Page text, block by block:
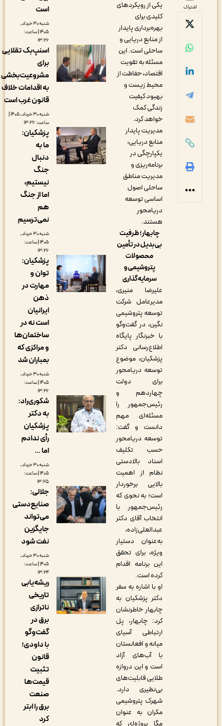
یکی از رویکرد‌های
کلیدی برای
بهره‌برداری پایدار
از منابع دریایی و
ساحلی است. این
مسئله به تقویت
اقتصاد، حفاظت از
محیط زیست و
بهبود کیفیت
زندگی کمک
خواهد کرد.
مدیریت پایدار
منابع دریایی،
یکپارچگی در
برنامه‌ریزی و
مدیریت مناطق
ساحلی اصول
اساسی توسعه
دریامحور
چابهار؛ ظرفیت
بی‌بدیل در تأمین
محصولات
پتروشیمی و
سرمایه‌گذاری
علیرضا منیری،
مدیرعامل شرکت
توسعه پتروشیمی
نگین، در گفت‌و‌گو
با خبرنگار پایگاه
اطلاع‌رسانی دکتر
پزشکیان، موضوع
توسعه دریامحور
برای دولت
چهاردهم و
رئیس‌جمهور را
مسئله‌ای مهم
دانست و گفت:
توسعه دریامحور
حسب تکلیف
اسناد بالادستی
نظام از اهمیت
بالایی برخوردار
است؛ به نحوی که
رئیس‌جمهور با
انتخاب آقای دکتر
عبدالعلی‌زاده،
به‌عنوان دستیار
ویژه، برای تحقق
این برنامه اقدام
کرده است.
او با اشاره به سفر
دکتر پزشکیان به
چابهار خاطرنشان
کرد: چابهار، پل
ارتباطی آسیای
میانه و افعانستان
با آب‌های آزاد
است و این دروازه
طلایی قابلیت‌های
بی‌نظیری دارد.
شهرک پتروشیمی
مکران به عنوان
شنبه ۳۰ خرداد,
۱۴۰۵ | ساعت:
اسنپ‌بک تقلایی
برای
مشروعیت‌بخشی
به اقدامات خلاف
قانون غرب است
شنبه ۳۰ خرداد, ۱۴۰۵ |
پزشکیان:
ما به
دنبال
نیستیم،
اما از جنگ
نمی‌ترسیم
شنبه ۳۰ خرداد,
۱۴۰۵ | ساعت:
پزشکیان:
توان و
مهارت در
است نه در
ساختمان‌ها
و مراکزی که
بمباران شد
شنبه ۳۰ خرداد,
۱۴۰۵ | ساعت:
شکوری‌راد:
به دکتر
پزشکیان
رأی ندادم
شنبه ۳۰ خرداد,
۱۴۰۵ | ساعت:
جلالی:
صنایع‌دستی
می‌تواند
جایگزین
نفت شود
شنبه ۳۰ خرداد,
۱۴۰۵ | ساعت:
ریشه‌یابی
تاریخی
ناترازی
گفت‌وگو
با داودی؛
قیمت‌ها
برق را ابتر